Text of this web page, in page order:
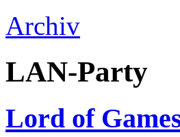
Archiv
LAN-Party
Lord of